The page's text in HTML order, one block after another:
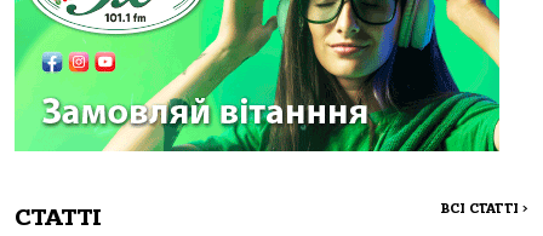
СТАТТІ ВСІ СТАТТІ >